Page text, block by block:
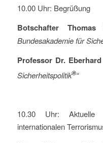
10.00 Uhr: Begrüßung
Botschafter Thomas
Bundesakademie für
Professor Dr.
Sicherheitspolitik®“
10.30 Uhr: Aktuelle
internationalen